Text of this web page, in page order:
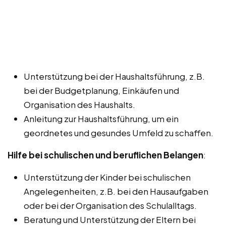
Unterstützung bei der Haushaltsführung, z.B.
bei der Budgetplanung, Einkäufen und
Organisation des Haushalts.
Anleitung zur Haushaltsführung, um ein
geordnetes und gesundes Umfeld zu schaffen.
Hilfe bei schulischen und beruflichen Belangen:
Unterstützung der Kinder bei schulischen
Angelegenheiten, z.B. bei den Hausaufgaben
oder bei der Organisation des Schulalltags.
Beratung und Unterstützung der Eltern bei